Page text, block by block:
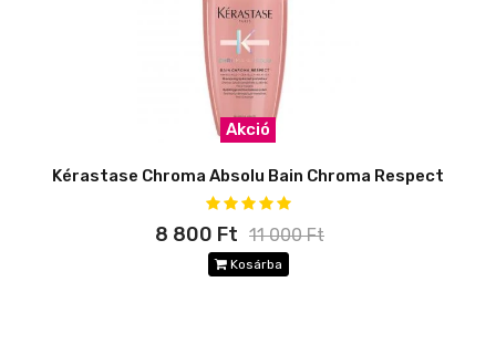
Akció
Kérastase Chroma Absolu Bain Chroma Respect
8 800 Ft 11 000 Ft
Kosárba